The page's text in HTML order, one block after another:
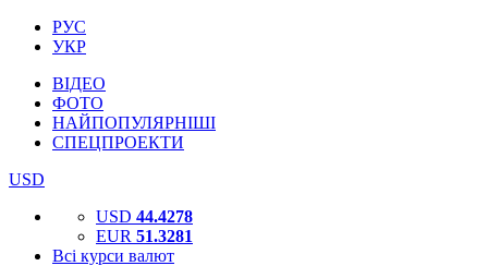
РУС
УКР
ВІДЕО
ФОТО
НАЙПОПУЛЯРНІШІ
СПЕЦПРОЕКТИ
USD
USD 44.4278
EUR 51.3281
Всі курси валют